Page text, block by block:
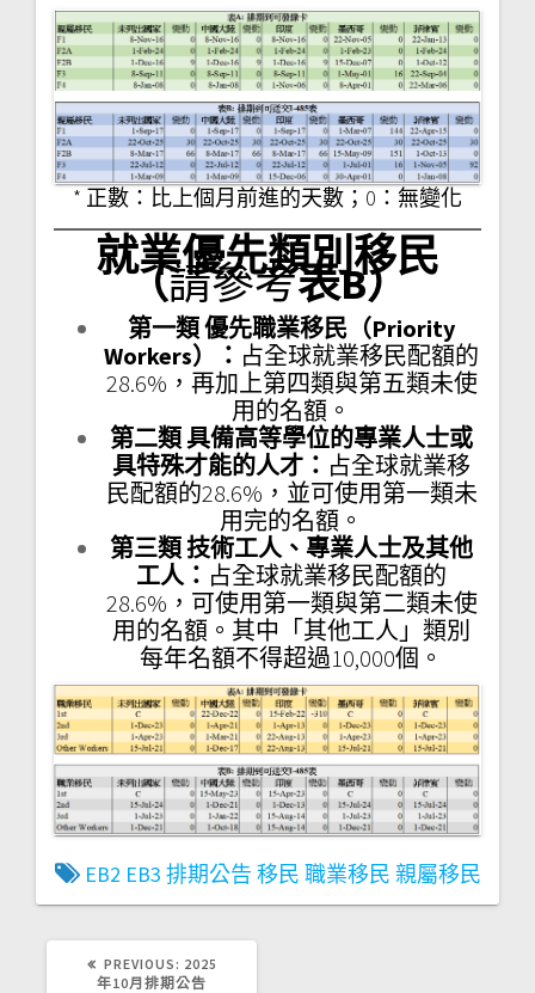
* 正數：比上個月前進的天數；0：無變化
就業優先類別移民
（請參考表B）
第一類 優先職業移民（Priority
Workers）： 占全球就業移民配額的
28.6%，再加上第四類與第五類未使
用的名額。
第二類 具備高等學位的專業人士或
具特殊才能的人才： 占全球就業移
民配額的28.6%，並可使用第一類未
用完的名額。
第三類 技術工人、專業人士及其他
工人： 占全球就業移民配額的
28.6%，可使用第一類與第二類未使
用的名額。其中「其他工人」類別
每年名額不得超過10,000個。
EB2 EB3 排期公告 移民 職業移民 親屬移民
PREVIOUS: PREVIOUS
POST:
2025
年10月排期公告